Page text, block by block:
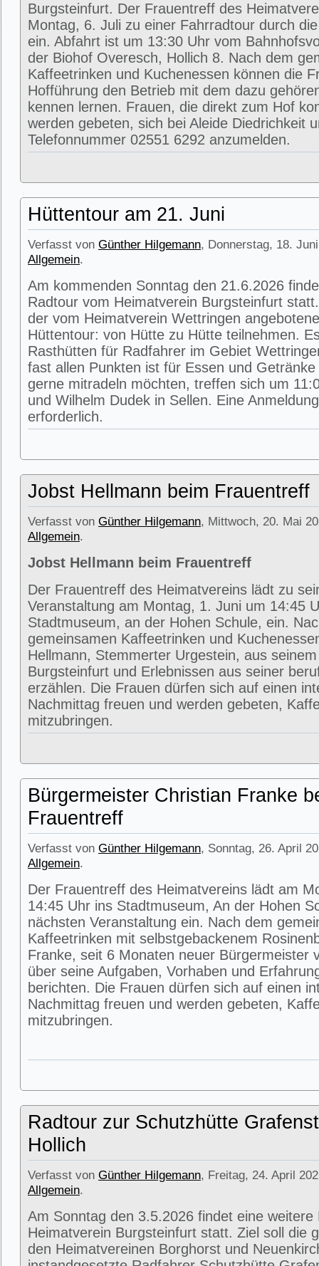
Burgsteinfurt. Der Frauentreff des
Montag, 6. Juli zu einer Fahrradtour durch
ein. Abfahrt ist um 13:30 Uhr vom
der Biohof Overesch, Hollich 8. Nach dem
Kaffeetrinken und Kuchenessen können die
Hofführung den Betrieb mit dem dazu
kennen lernen. Frauen, die direkt zum Hof
werden gebeten, sich bei Aleide Diedrichkeit
Telefonnummer 02551 6292 anzumelden.
Hüttentour am 21. Juni
Verfasst von Günther Hilgemann, Donnerstag, 18.
Allgemein.
Am kommenden Sonntag den 21.6.2026
Radtour vom Heimatverein Burgsteinfurt
der vom Heimatverein Wettringen
Hüttentour: von Hütte zu Hütte teilnehmen.
Rasthütten für Radfahrer im Gebiet
fast allen Punkten ist für Essen und
gerne mitradeln möchten, treffen sich um
und Wilhelm Dudek in Sellen. Eine
erforderlich.
Jobst Hellmann beim Frauentreff
Verfasst von Günther Hilgemann, Mittwoch, 20. Mai
Allgemein.
Jobst Hellmann beim Frauentreff
Der Frauentreff des Heimatvereins lädt zu
Veranstaltung am Montag, 1. Juni um 14:45
Stadtmuseum, an der Hohen Schule, ein.
gemeinsamen Kaffeetrinken und
Hellmann, Stemmerter Urgestein, aus
Burgsteinfurt und Erlebnissen aus seiner
erzählen. Die Frauen dürfen sich auf einen
Nachmittag freuen und werden gebeten,
mitzubringen.
Bürgermeister Christian Franke
Frauentreff
Verfasst von Günther Hilgemann, Sonntag, 26. April
Allgemein.
Der Frauentreff des Heimatvereins lädt am
14:45 Uhr ins Stadtmuseum, An der Hohen
nächsten Veranstaltung ein. Nach dem
Kaffeetrinken mit selbstgebackenem
Franke, seit 6 Monaten neuer Bürgermeister
über seine Aufgaben, Vorhaben und
berichten. Die Frauen dürfen sich auf einen
Nachmittag freuen und werden gebeten,
mitzubringen.
Radtour zur Schutzhütte
Hollich
Verfasst von Günther Hilgemann, Freitag, 24. April
Allgemein.
Am Sonntag den 3.5.2026 findet eine weitere
Heimatverein Burgsteinfurt statt. Ziel soll die
den Heimatvereinen Borghorst und